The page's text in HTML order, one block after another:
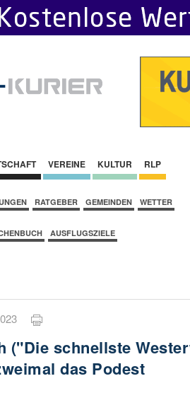
VEREINE KULTUR RLP
RATGEBER GEMEINDEN WETTER
AUSFLUGSZIELE
("Die schnellste
das Podest